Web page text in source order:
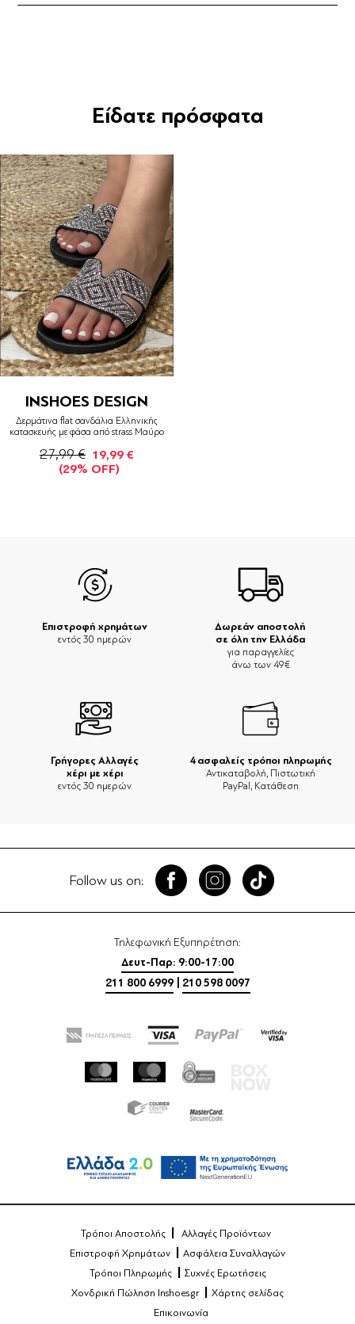
Είδατε πρόσφατα
INSHOES DESIGN
Δερμάτινα flat σανδάλια Ελληνικής
κατασκευής με φάσα από strass Μαύρο
27,99 € 19,99 €
(29% OFF)
Δωρεάν αποστολή
σε όλη την Ελλάδα
για παραγγελίες
άνω των 49€
Επιστροφή χρημάτων
εντός 30 ημερών
Γρήγορες Αλλαγές
χέρι με χέρι
εντός 30 ημερών
4 ασφαλείς τρόποι πληρωμής
Αντικαταβολή, Πιστωτική
PayPal, Κατάθεση
Follow us on:
Τηλεφωνική Εξυπηρέτηση:
Δευτ-Παρ: 9:00-17:00
211 800 6999
210 598 0097
Τρόποι Αποστολής
Αλλαγές Προϊόντων
Επιστροφή Χρημάτων
Ασφάλεια Συναλλαγών
Τρόποι Πληρωμής
Συχνές Ερωτήσεις
Χονδρική Πώληση Inshoes.gr
Χάρτης σελίδας
Επικοινωνία